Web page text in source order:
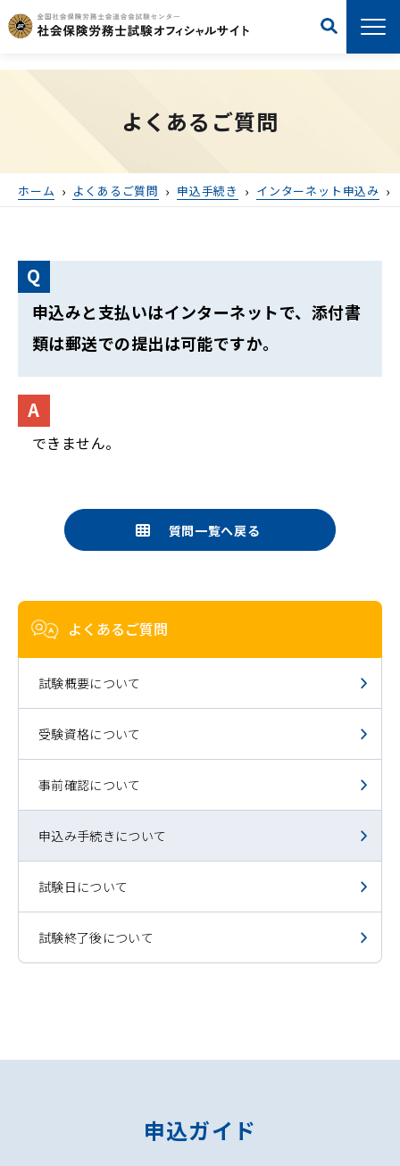
よくあるご質問
ホーム よくあるご質問 申込手続き インターネット申込み
申込みと支払いはインターネットで、添付書
類は郵送での提出は可能ですか。
できません。
質問一覧へ戻る
よくあるご質問
試験概要について
受験資格について
事前確認について
申込み手続きについて
試験日について
試験終了後について
申込ガイド